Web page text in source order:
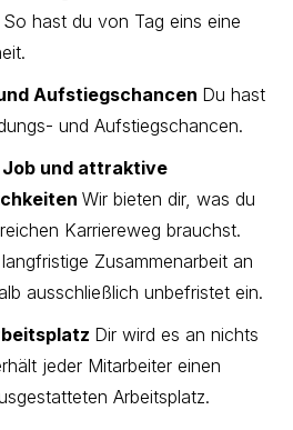
hast du von Tag eins eine
Aufstiegschancen Du hast
und Aufstiegschancen.
und attraktive
Wir bieten dir, was du
Karriereweg brauchst.
Zusammenarbeit an
ausschließlich unbefristet ein.
Dir wird es an nichts
jeder Mitarbeiter einen
Arbeitsplatz.